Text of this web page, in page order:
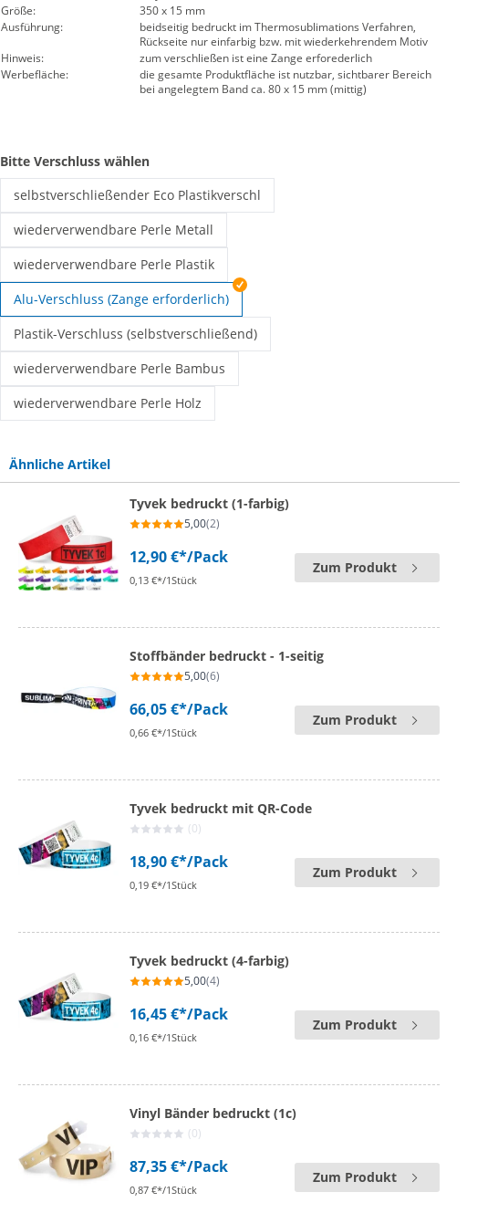
Größe:
350 x 15 mm
Ausführung:
beidseitig bedruckt im Thermosublimations Verfahren,
Rückseite nur einfarbig bzw. mit wiederkehrendem Motiv
Hinweis:
zum verschließen ist eine Zange erforederlich
Werbefläche:
die gesamte Produktfläche ist nutzbar, sichtbarer Bereich
bei angelegtem Band ca. 80 x 15 mm (mittig)
Bitte Verschluss wählen
selbstverschließender Eco Plastikverschl
Stoffarmbänder bedruckt | selbstverschließender Eco Plastikverschl
wiederverwendbare Perle Metall
Stoffarmbänder bedruckt | wiederverwendbare Perle Metall
wiederverwendbare Perle Plastik
Stoffarmbänder bedruckt | wiederverwendbare Perle Plastik
Alu-Verschluss (Zange erforderlich)
Plastik-Verschluss (selbstverschließend)
Stoffarmbänder bedruckt | Plastik-Verschluss (selbstverschließend)
wiederverwendbare Perle Bambus
Stoffarmbänder bedruckt | wiederverwendbare Perle Bambus
wiederverwendbare Perle Holz
Ähnliche Artikel
Tyvek bedruckt (1-farbig)
5,00(2)
12,90 €*/Pack
0,13 €*/1Stück
Zum Produkt
Stoffbänder bedruckt - 1-seitig
5,00(6)
66,05 €*/Pack
0,66 €*/1Stück
Zum Produkt
Tyvek bedruckt mit QR-Code
(0)
18,90 €*/Pack
0,19 €*/1Stück
Zum Produkt
Tyvek bedruckt (4-farbig)
5,00(4)
16,45 €*/Pack
0,16 €*/1Stück
Zum Produkt
Vinyl Bänder bedruckt (1c)
(0)
87,35 €*/Pack
0,87 €*/1Stück
Zum Produkt